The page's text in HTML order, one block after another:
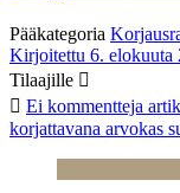
Pääkategoria
Kirjoitettu 6. elokuuta
Tilaajille
Ei kommentteja
korjattavana arvokas